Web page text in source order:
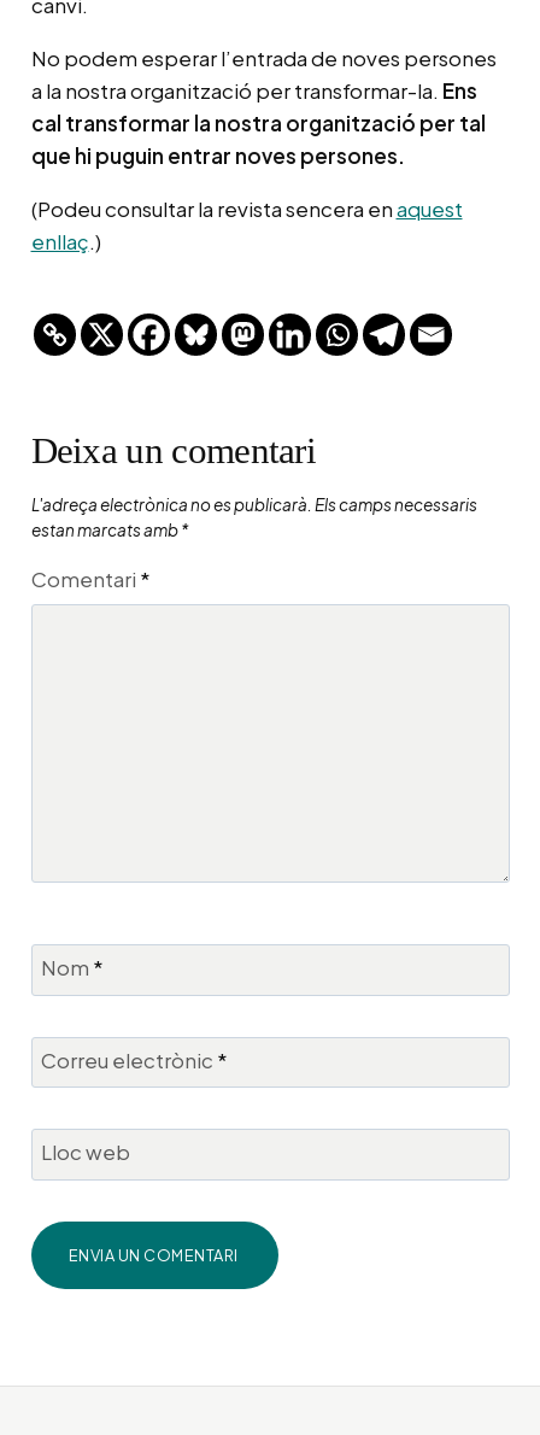
No podem esperar l’entrada de noves persones
a la nostra organització per transformar-la. Ens
cal transformar la nostra organització per tal
que hi puguin entrar noves persones.
(Podeu consultar la revista sencera enaquest
enllaç.)
Deixa un comentari
L'adreça electrònica no es publicarà. Els camps necessaris
estan marcats amb*
Comentari *
Nom *
Correu electrònic *
Lloc web